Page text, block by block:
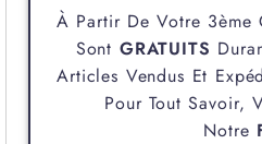
À Partir De Votre 3ème
Sont GRATUITS
Articles Vendus Et
Pour Tout Savoir,
Notre